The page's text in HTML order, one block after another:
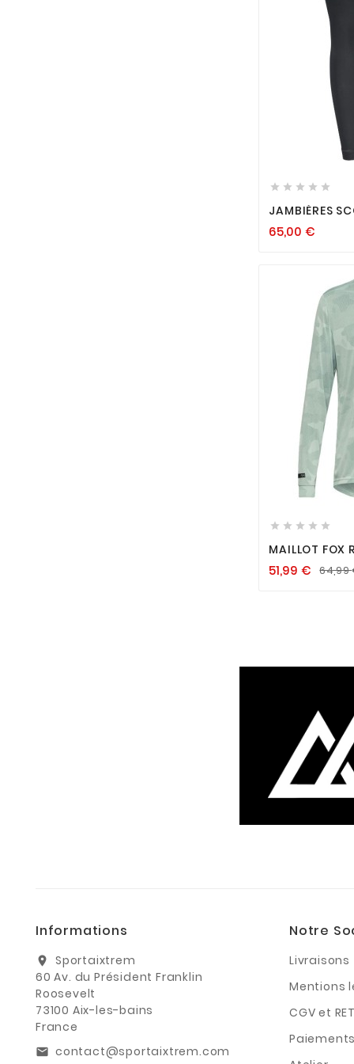
    
JAMBIÈRES
65,00€

    
MAILLOT FOX
51,99€ 64,99
Informations
location_on
Sportaixtrem
60 Av. du Président Franklin
Roosevelt
73100 Aix-les-bains
France
email contact@sportaixtrem.com
Notre
Livraisons
Mentions
CGV et